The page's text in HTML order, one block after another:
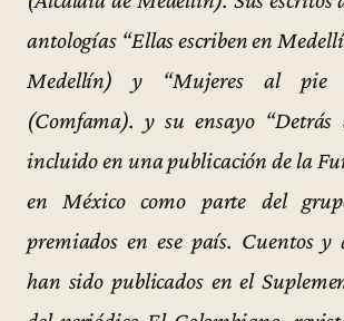
antologías “Ellas escriben en
Medellín) y “Mujeres al
(Comfama). y su ensayo
incluido en una publicación de la
en México como parte del
premiados en ese país. Cuentos y
han sido publicados en el